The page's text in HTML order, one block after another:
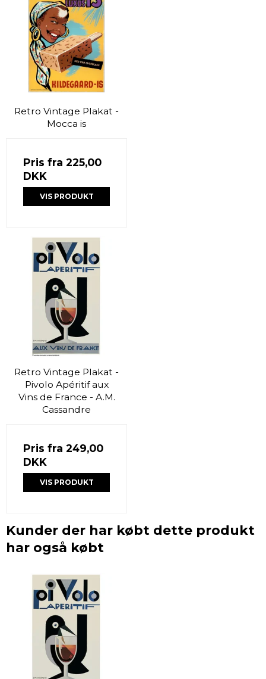
Retro Vintage Plakat -
Mocca is
Pris fra 225,00
DKK
VIS PRODUKT
Retro Vintage Plakat -
Pivolo Apéritif aux
Vins de France - A.M.
Cassandre
Pris fra 249,00
DKK
VIS PRODUKT
Kunder der har købt dette produkt
har også købt